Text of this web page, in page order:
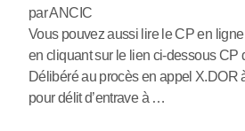
par ANCIC
Vous pouvez aussi lire le CP en
en cliquant sur le lien ci-dessous CP
Délibéré au procès en appel X.DOR
pour délit d’entrave à …